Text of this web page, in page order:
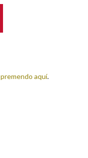
premendo aquí.